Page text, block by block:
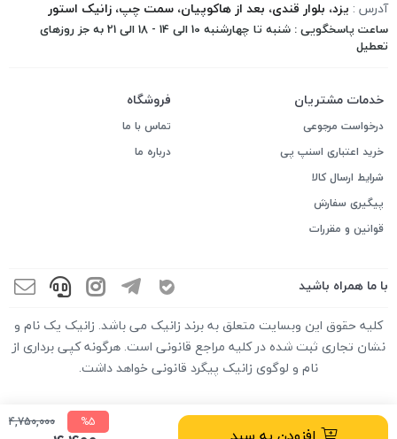
%5
4,750,000
آدرس : یزد، بلوار قندی، بعد از هاکوپیان، سمت چپ، زانیک استور
ساعت پاسخگویی : شنبه تا چهارشنبه 10 الی 14 - 18 الی 21 به جز روزهای
تعطیل
خدمات مشتریان
درخواست مرجوعی
خرید اعتباری اسنپ پی
شرایط ارسال کالا
پیگیری سفارش
قوانین و مقررات
فروشگاه
تماس با ما
درباره ما
با ما همراه باشید
کلیه حقوق این وبسایت متعلق به برند زانیک می باشد. زانیک یک نام و
نشان تجاری ثبت شده در کلیه مراجع قانونی است. هرگونه کپی برداری از
نام و لوگوی زانیک پیگرد قانونی خواهد داشت.